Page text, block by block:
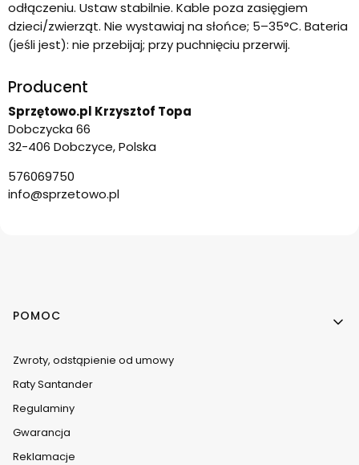
odłączeniu. Ustaw stabilnie. Kable poza zasięgiem
dzieci/zwierząt. Nie wystawiaj na słońce; 5–35°C. Bateria
(jeśli jest): nie przebijaj; przy puchnięciu przerwij.
Producent
Sprzętowo.pl Krzysztof Topa
Dobczycka 66
32-406 Dobczyce, Polska
576069750
info@sprzetowo.pl
Linki w stopce
POMOC
Zwroty, odstąpienie od umowy
Raty Santander
Regulaminy
Gwarancja
Reklamacje